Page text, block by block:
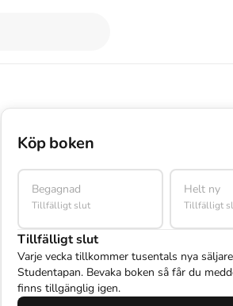
Köp boken
Begagnad
Tillfälligt slut
Helt ny
Tillfälligt
Tillfälligt slut
Varje vecka tillkommer tusentals nya
Studentapan. Bevaka boken så får du
finns tillgänglig igen.